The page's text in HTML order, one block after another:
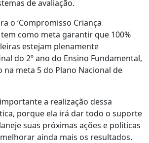
de avaliação.
o ‘Compromisso Criança
tem como meta garantir que 100%
estejam plenamente
do 2º ano do Ensino Fundamental,
meta 5 do Plano Nacional de
a realização dessa
porque ela irá dar todo o suporte
suas próximas ações e políticas
ainda mais os resultados.